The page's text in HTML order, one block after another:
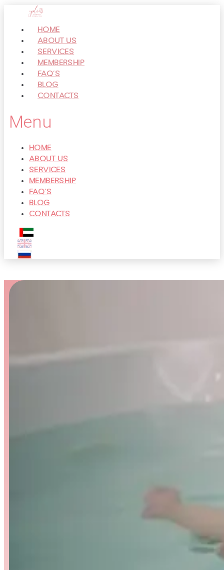
Перейти
контенту
HOME
ABOUT US
SERVICES
MEMBERSHIP
FAQ’S
BLOG
CONTACTS
Menu
HOME
ABOUT US
SERVICES
MEMBERSHIP
FAQ’S
BLOG
CONTACTS